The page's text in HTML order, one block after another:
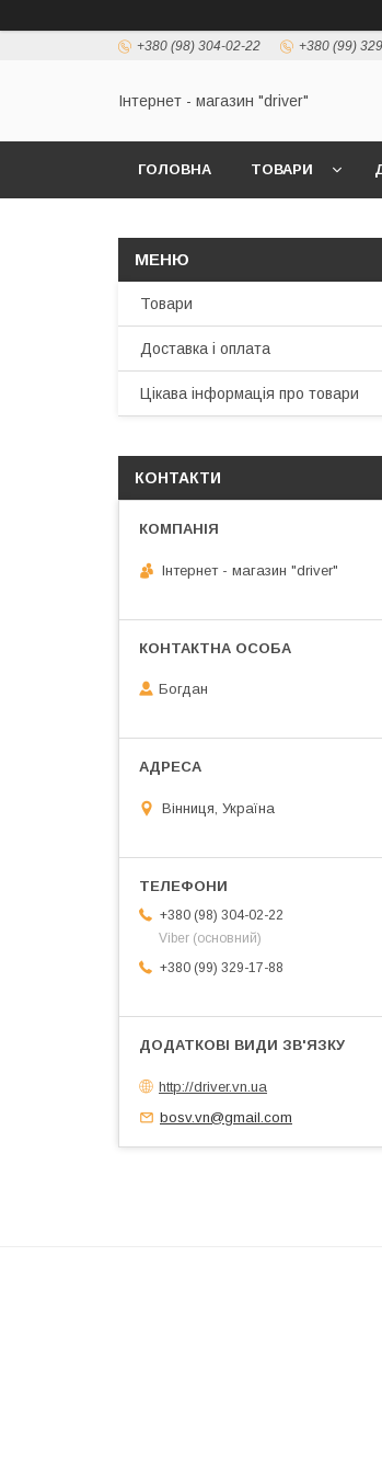
+380 (98) 304-02-22 +380 (99)
Інтернет - магазин "driver"
ГОЛОВНА ТОВАРИ
Товари
Доставка і оплата
Цікава інформація про товари
КОНТАКТИ
Інтернет - магазин "driver"
Богдан
Вінниця, Україна
+380 (98) 304-02-22
Viber (основний)
+380 (99) 329-17-88
http://driver.vn.ua
bosv.vn@gmail.com